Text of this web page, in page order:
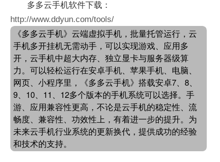
多多云手机软件下载：
http://www.ddyun.com/tools/
《多多云手机》云端虚拟手机，批量托管运行，云
手机多开挂机无需动手，可以实现游戏、应用多
开，云手机中超大内存、独立显卡与服务器级算
力。可以轻松运行在安卓手机、苹果手机、电脑、
网页、小程序里，《多多云手机》搭载安卓7、8、
9、10、11、12多个版本的手机系统可以选择。手
游、应用兼容性更高，不论是云手机的稳定性、流
畅度、兼容性、功效性上，有着进一步的提升。为
未来云手机行业系统的更新换代，提供成功的经验
和技术的支持。